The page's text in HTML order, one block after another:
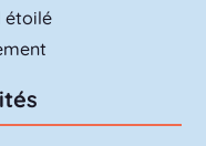
étoilé